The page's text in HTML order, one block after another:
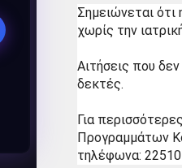
Σημειώνεται ότι
χωρίς την
Αιτήσεις που
δεκτές.
Για
Προγραμμάτων
τηλέφωνα: